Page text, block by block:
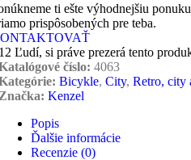
ti ešte výhodnejšiu
prispôsobených pre teba.
Ľudí, si práve prezerá tento
číslo: 4063
Bicykle, City, Retro, city
Kenzel
Popis
Ďalšie informácie
Recenzie (0)